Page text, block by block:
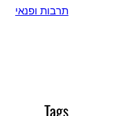
תרבות ופנאי
Tags